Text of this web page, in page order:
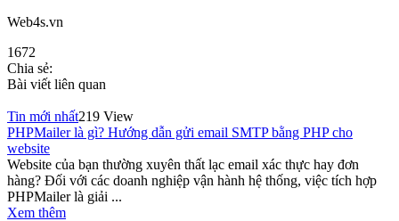
Web4s.vn
1672
Chia sẻ:
Bài viết liên quan
Tin mới nhất219 View
PHPMailer là gì? Hướng dẫn gửi email SMTP bằng PHP cho
website
Website của bạn thường xuyên thất lạc email xác thực hay đơn
hàng? Đối với các doanh nghiệp vận hành hệ thống, việc tích hợp
PHPMailer là giải ...
Xem thêm